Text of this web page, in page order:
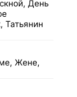
День
Татьянин
Жене,